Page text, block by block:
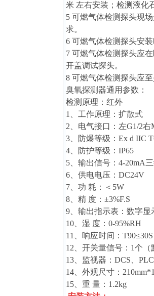
米 左右安装；检测液化
5 可燃气体检测探头现
求。
6 可燃气体检测探头安
7 可燃气体检测探头应
开盖调试探头。
8 可燃气体检测探头应
臭氧探测器通用参数：
检测原理：红外
1、工作原理：扩散式
2、电气接口：左G1/2右
3、防爆等级：Ex d IIC
4、防护等级：IP65
5、输出信号：4-20mA
6、供电电压：DC24V
7、功 耗：＜5W
8、精 度：±3%F.S
9、输出指示表：数字显
10、湿 度：0-95%RH
11、响应时间：T90≤30S
12、开关量信号：1个
13、监视器：DCS、PLC
14、外观尺寸：
15、重 量：1.2kg